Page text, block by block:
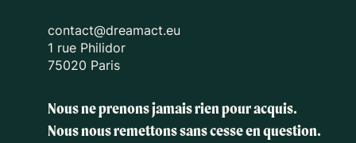
contact@dreamact.eu
1 rue Philidor
75020 Paris
Nous ne prenons jamais rien pour acquis.
Nous nous remettons sans cesse en question.